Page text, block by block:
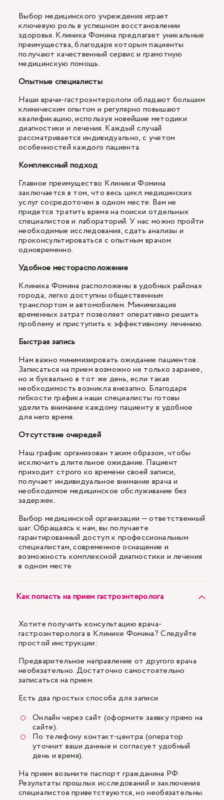
Выбор медицинского учреждения играет
ключевую роль в успешном восстановлении
здоровья. Клиника Фомина предлагает уникальные
преимущества, благодаря которым пациенты
получают качественный сервис и грамотную
медицинскую помощь.
Опытные специалисты
Наши врачи-гастроэнтерологи обладают большим
клиническим опытом и регулярно повышают
квалификацию, используя новейшие методики
диагностики и лечения. Каждый случай
рассматривается индивидуально, с учетом
особенностей каждого пациента.
Комплексный подход
Главное преимущество Клиники Фомина
заключается в том, что весь цикл медицинских
услуг сосредоточен в одном месте. Вам не
придется тратить время на поиски отдельных
специалистов и лабораторий. У нас можно пройти
необходимые исследования, сдать анализы и
проконсультироваться с опытным врачом
одновременно.
Удобное месторасположение
Клиника Фомина расположены в удобных районах
города, легко доступны общественным
транспортом и автомобилем. Минимизация
временных затрат позволяет оперативно решить
проблему и приступить к эффективному лечению.
Быстрая запись
Нам важно минимизировать ожидание пациентов.
Записаться на прием возможно не только заранее,
но и буквально в тот же день, если такая
необходимость возникла внезапно. Благодаря
гибкости графика наши специалисты готовы
уделить внимание каждому пациенту в удобное
для него время.
Отсутствие очередей
Наш график организован таким образом, чтобы
исключить длительное ожидание. Пациент
приходит строго ко времени своей записи,
получает индивидуальное внимание врача и
необходимое медицинское обслуживание без
задержек.
Выбор медицинской организации — ответственный
шаг. Обращаясь к нам, вы получаете
гарантированный доступ к профессиональным
специалистам, современное оснащение и
возможность комплексной диагностики и лечения
в одном месте.
Как попасть на прием гастроэнтеролога
Хотите получить консультацию врача-
гастроэнтеролога в Клинике Фомина? Следуйте
простой инструкции:
Предварительное направление от другого врача
необязательно. Достаточно самостоятельно
записаться на прием.
Есть два простых способа для записи
Онлайн через сайт (оформите заявку прямо на
сайте).
По телефону контакт-центра (оператор
уточнит ваши данные и согласует удобный
день и время).
На прием возьмите паспорт гражданина РФ.
Результаты прошлых исследований и заключения
специалистов приветствуются, но необязательны.